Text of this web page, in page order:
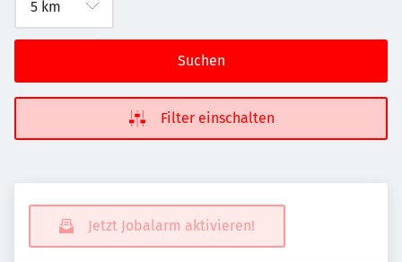
Suchen
Filter einschalten
Jetzt Jobalarm aktivieren!